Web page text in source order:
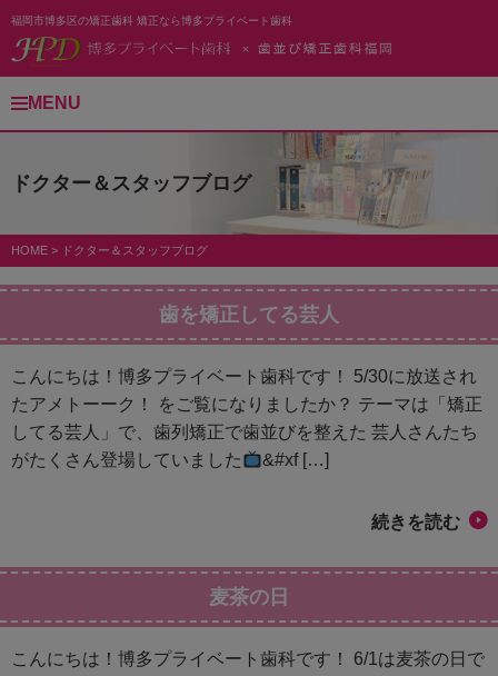
福岡市博多区の矯正歯科 矯正なら博多プライベート歯科
MENU
ドクター＆スタッフブログ
HOME > ドクター＆スタッフブログ
歯を矯正してる芸人
こんにちは！博多プライベート歯科です！ 5/30に放送され
たアメトーーク！ をご覧になりましたか？ テーマは「矯正
してる芸人」で、歯列矯正で歯並びを整えた 芸人さんたち
がたくさん登場していました
&#xf […]
続きを読む
麦茶の日
こんにちは！博多プライベート歯科です！ 6/1は麦茶の日で